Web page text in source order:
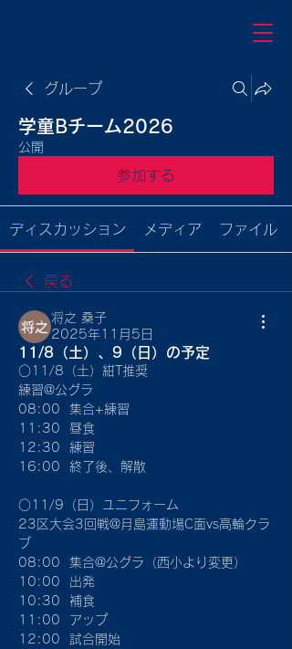
グループ
学童Bチーム2026
公開
参加する
ディスカッション メディア ファイル
戻る
将之 桑子
2025年11月5日
11/8（土）、9（日）の予定
○11/8（土）紺T推奨
練習@公グラ
08:00  集合+練習
11:30  昼食
12:30  練習
16:00  終了後、解散
○11/9（日）ユニフォーム
23区大会3回戦@月島運動場C面vs高輪クラ
ブ
08:00  集合@公グラ（西小より変更）
10:00  出発
10:30  補食
11:00  アップ
12:00  試合開始